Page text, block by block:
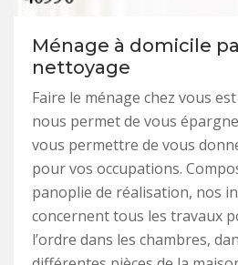
Ménage à domicile
nettoyage
Faire le ménage chez vous
nous permet de vous
vous permettre de vous
pour vos occupations.
panoplie de réalisation, nos
concernent tous les travaux
l’ordre dans les chambres,